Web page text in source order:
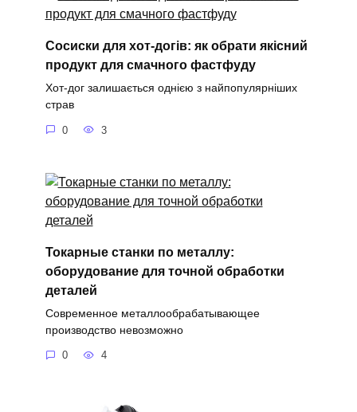
Сосиски для хот-догів: як обрати якісний
продукт для смачного фастфуду
Хот-дог залишається однією з найпопулярніших
страв
0 3
Токарные станки по металлу:
оборудование для точной обработки
деталей
Современное металлообрабатывающее
производство невозможно
0 4